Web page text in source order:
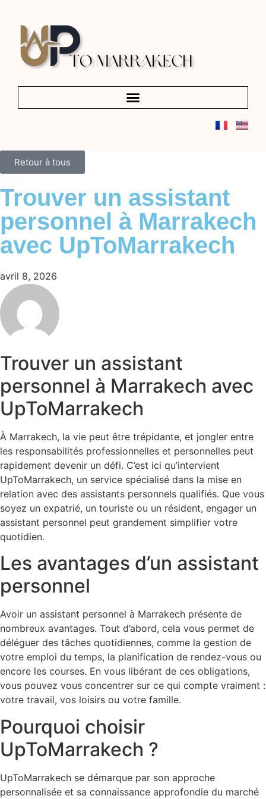
Retour à tous
Trouver un assistant
personnel à Marrakech
avec UpToMarrakech
avril 8, 2026
Trouver un assistant
personnel à Marrakech avec
UpToMarrakech
À Marrakech, la vie peut être trépidante, et jongler entre
les responsabilités professionnelles et personnelles peut
rapidement devenir un défi. C’est ici qu’intervient
UpToMarrakech, un service spécialisé dans la mise en
relation avec des assistants personnels qualifiés. Que vous
soyez un expatrié, un touriste ou un résident, engager un
assistant personnel peut grandement simplifier votre
quotidien.
Les avantages d’un assistant
personnel
Avoir un assistant personnel à Marrakech présente de
nombreux avantages. Tout d’abord, cela vous permet de
déléguer des tâches quotidiennes, comme la gestion de
votre emploi du temps, la planification de rendez-vous ou
encore les courses. En vous libérant de ces obligations,
vous pouvez vous concentrer sur ce qui compte vraiment :
votre travail, vos loisirs ou votre famille.
Pourquoi choisir
UpToMarrakech ?
UpToMarrakech se démarque par son approche
personnalisée et sa connaissance approfondie du marché